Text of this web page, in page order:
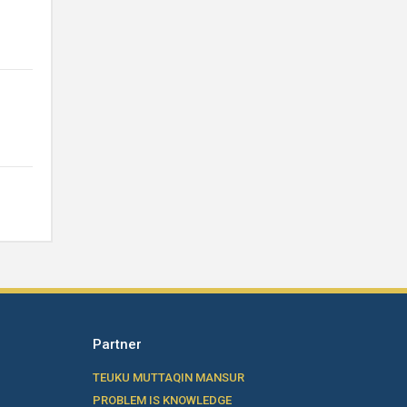
Partner
TEUKU MUTTAQIN MANSUR
PROBLEM IS KNOWLEDGE